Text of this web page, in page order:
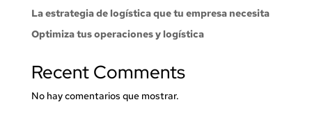
La estrategia de logística que tu empresa necesita
Optimiza tus operaciones y logística
Recent Comments
No hay comentarios que mostrar.